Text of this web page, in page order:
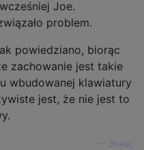
Joe.
problem.
powiedziano, biorąc
zachowanie jest takie
wbudowanej klawiatury
jest, że nie jest to
Brieuc